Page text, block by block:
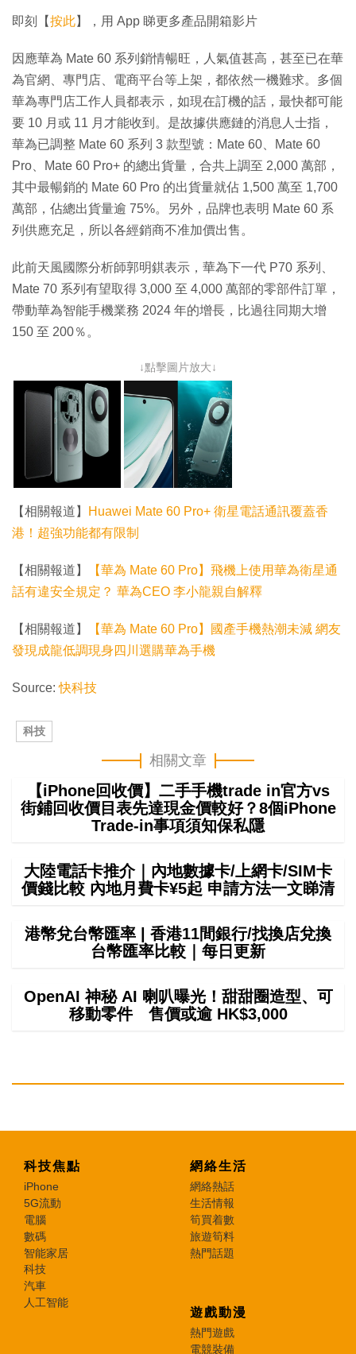
1
2
%
間
即刻【按此】，用 App 睇更多產品開箱影片
因應華為 Mate 60 系列銷情暢旺，人氣值甚高，甚至已在華
為官網、專門店、電商平台等上架，都依然一機難求。多個
華為專門店工作人員都表示，如現在訂機的話，最快都可能
要 10 月或 11 月才能收到。是故據供應鏈的消息人士指，
華為已調整 Mate 60 系列 3 款型號：Mate 60、Mate 60
Pro、Mate 60 Pro+ 的總出貨量，合共上調至 2,000 萬部，
其中最暢銷的 Mate 60 Pro 的出貨量就佔 1,500 萬至 1,700
萬部，佔總出貨量逾 75%。另外，品牌也表明 Mate 60 系
列供應充足，所以各經銷商不准加價出售。
此前天風國際分析師郭明錤表示，華為下一代 P70 系列、
Mate 70 系列有望取得 3,000 至 4,000 萬部的零部件訂單，
帶動華為智能手機業務 2024 年的增長，比過往同期大增
150 至 200％。
↓點擊圖片放大↓
【相關報道】
Huawei Mate 60 Pro+ 衛星電話通訊覆蓋香
港！超強功能都有限制
【相關報道】
【華為 Mate 60 Pro】飛機上使用華為衛星通
話有違安全規定？ 華為CEO 李小龍親自解釋
【相關報道】
【華為 Mate 60 Pro】國產手機熱潮未減 網友
發現成龍低調現身四川選購華為手機
Source:快科技
科技
相關文章
【iPhone回收價】二手手機trade in官方vs
街鋪回收價目表先達現金價較好？8個iPhone
Trade-in事項須知保私隱
大陸電話卡推介｜內地數據卡/上網卡/SIM卡
價錢比較 內地月費卡¥5起 申請方法一文睇清
港幣兌台幣匯率 | 香港11間銀行/找換店兌換
台幣匯率比較｜每日更新
OpenAI 神秘 AI 喇叭曝光！甜甜圈造型、可
移動零件 售價或逾 HK$3,000
科技焦點
iPhone
5G流動
電腦
數碼
智能家居
科技
汽車
人工智能
網絡生活
網絡熱話
生活情報
筍買着數
旅遊筍料
熱門話題
遊戲動漫
熱門遊戲
電競裝備